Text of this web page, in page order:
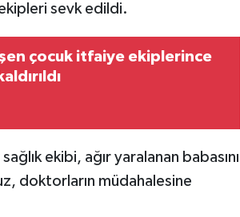
sevk edildi.
çocuk itfaiye ekiplerince
ekibi, ağır yaralanan babasını
doktorların müdahalesine